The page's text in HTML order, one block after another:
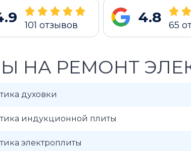
101 отзывов 4.8 65
НА РЕМОНТ
духовки
индукционной плиты
электроплиты